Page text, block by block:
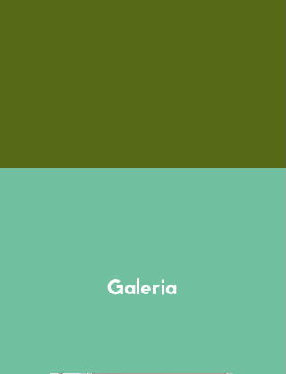
Galeria